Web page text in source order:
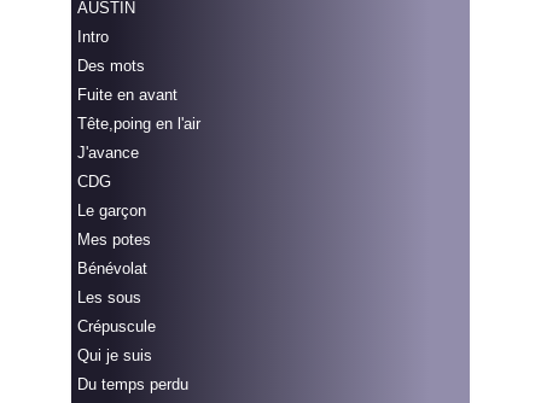
AUSTIN
Intro
Des mots
Fuite en avant
Tête,poing en l'air
J'avance
CDG
Le garçon
Mes potes
Bénévolat
Les sous
Crépuscule
Qui je suis
Du temps perdu